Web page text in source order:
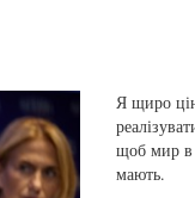
Я щиро
щоб мир в
мають.